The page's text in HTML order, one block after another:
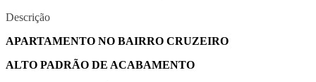
Descrição
APARTAMENTO NO BAIRRO CRUZEIRO
ALTO PADRÃO DE ACABAMENTO